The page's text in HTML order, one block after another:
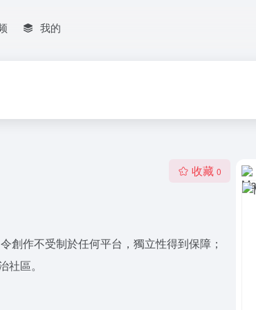
我的
收藏 0
創作不受制於任何平台，獨立性得到保障；
區。